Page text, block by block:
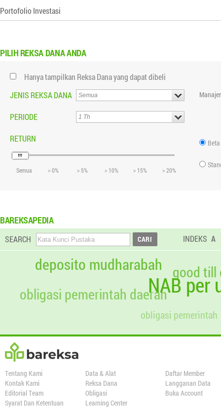
Portofolio Investasi
PILIH REKSA DANA ANDA
Hanya tampilkan Reksa Dana yang dapat dibeli
JENIS REKSA DANA
PERIODE
RETURN
Semua > 0% > 5% > 10% > 15% > 20%
Beta
BAREKSAPEDIA
SEARCH INDEKS A
NAB per
deposito mudharabah
obligasi pemerintah
obligasi pemerintah daerah
good till
Tentang Kami
Kontak Kami
Editorial Team
Syarat Dan Ketentuan
Data & Alat
Reksa Dana
Obligasi
Learning Center
Daftar Member
Langganan Data
Buka Account